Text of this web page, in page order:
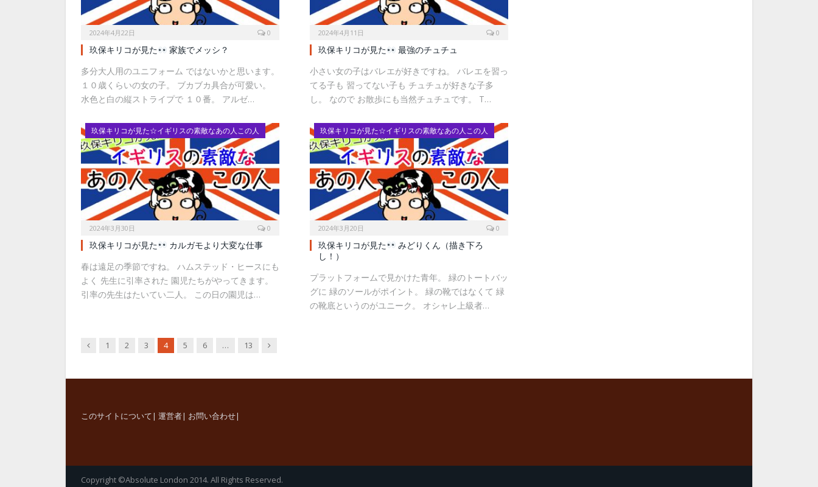
2024年4月22日 0
玖保キリコが見た
家族でメッシ？
多分大人用のユニフォーム ではないかと思います。
１０歳くらいの女の子。 ブカブカ具合が可愛い。
水色と白の縦ストライプで １０番。 アルゼ…
2024年4月11日 0
玖保キリコが見た
最強のチュチュ
小さい女の子はバレエが好きですね。 バレエを習っ
てる子も 習ってない子も チュチュが好きな子多
し。 なので お散歩にも当然チュチュです。 T…
玖保キリコが見た☆イギリスの素敵なあの人この人
2024年3月30日 0
玖保キリコが見た
カルガモより大変な仕事
春は遠足の季節ですね。 ハムステッド・ヒースにも
よく 先生に引率された 園児たちがやってきます。
引率の先生はたいてい二人。 この日の園児は…
玖保キリコが見た☆イギリスの素敵なあの人この人
2024年3月20日 0
玖保キリコが見た
みどりくん（描き下ろ
し！）
プラットフォームで見かけた青年。 緑のトートバッ
グに 緑のソールがポイント。 緑の靴ではなくて 緑
の靴底というのがユニーク。 オシャレ上級者…
Previous
1 2 3 4 5 6 … 13 Next
このサイトについて| 運営者| お問い合わせ|
Copyright ©Absolute London 2014. All Rights Reserved.